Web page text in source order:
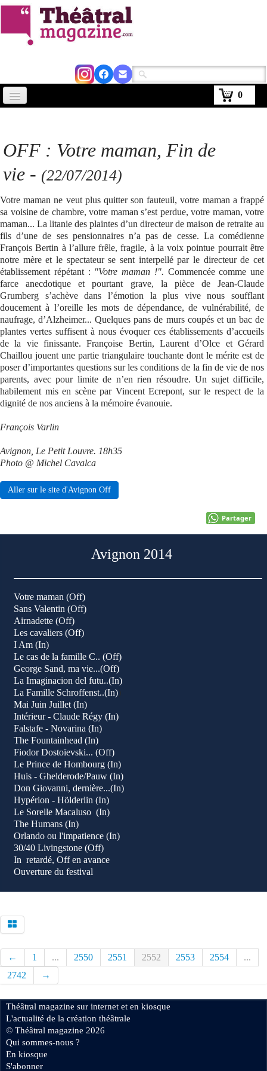
0
Critiques
Agenda
Kiosque
Abonnement ▼
Se connecter
OFF : Votre maman, Fin de
vie - (22/07/2014)
Votre maman ne veut plus quitter son fauteuil, votre maman a frappé
sa voisine de chambre, votre maman s’est perdue, votre maman, votre
maman... La litanie des plaintes d’un directeur de maison de retraite au
fils d’une de ses pensionnaires n’a pas de cesse. La comédienne
François Bertin à l’allure frêle, fragile, à la voix pointue pourrait être
notre mère et le spectateur se sent interpellé par le directeur de cet
établissement répétant : "Votre maman !". Commencée comme une
farce anecdotique et pourtant grave, la pièce de Jean-Claude
Grumberg s’achève dans l’émotion la plus vive nous soufflant
doucement à l’oreille les mots de dépendance, de vulnérabilité, de
naufrage, d’Alzheimer... Quelques pans de murs coupés et un bac de
plantes vertes suffisent à nous évoquer ces établissements d’accueils
de la vie finissante. Françoise Bertin, Laurent d’Olce et Gérard
Chaillou jouent une partie triangulaire touchante dont le mérite est de
poser d’importantes questions sur les conditions de la fin de vie de nos
parents, avec pour limite de n’en rien résoudre. Un sujet difficile,
habilement mis en scène par Vincent Ecrepont, sur le respect de la
dignité de nos anciens à la mémoire évanouie.
François Varlin
Avignon, Le Petit Louvre. 18h35
Photo @ Michel Cavalca
Aller sur le site d'Avignon Off
Partager
Avignon 2014
Votre maman (Off)
Sans Valentin (Off)
Airnadette (Off)
Les cavaliers (Off)
I Am (In)
Le cas de la famille C.. (Off)
George Sand, ma vie...(Off)
La Imaginacion del futu..(In)
La Famille Schroffenst..(In))
Mai Juin Juillet (In)
Intérieur - Claude Régy (In)
Falstafe - Novarina (In)
The Fountainhead (In)
Fiodor Dostoïevski... (Off)
Le Prince de Hombourg (In)
Huis - Ghelderode/Pauw (In)
Don Giovanni, dernière...(In)
Hypérion - Hölderlin (In)
Le Sorelle Macaluso (In)
The Humans (In)
Orlando ou l'impatience (In)
30/40 Livingstone (Off)
In retardé, Off en avance
Ouverture du festival
← 1 ... 2550 2551 2552 2553 2554
...
2742
→
Théâtral magazine sur internet et en kiosque
L'actualité de la création théâtrale
© Théâtral magazine 2026
Qui sommes-nous ?
En kiosque
S'abonner